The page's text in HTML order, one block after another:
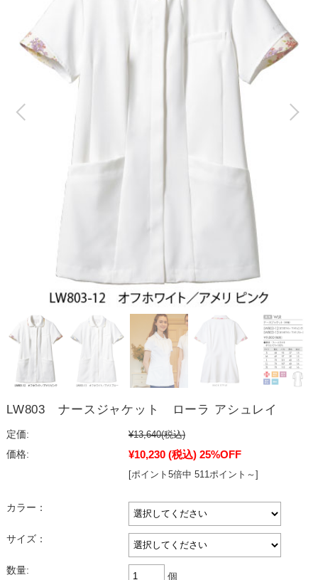
LW803 ナースジャケット ローラ アシュレイ
定価: ¥13,640(税込)
価格:
¥10,230 (税込) 25%OFF
[ポイント5倍中 511ポイント～]
カラー：
サイズ：
数量:
個